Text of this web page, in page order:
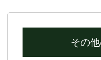
その